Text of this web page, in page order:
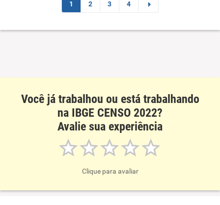
Recomenda a diretoria
1 2 3 4
Você já trabalhou ou está trabalhando
na IBGE CENSO 2022?
Avalie sua experiência
Clique para avaliar